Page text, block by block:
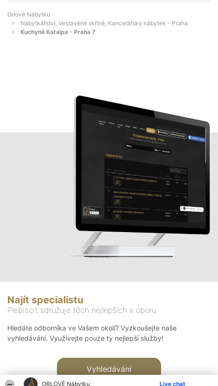
ORLOVÉ Nábytku Live chat
Orlové Nábytku
Nábytkářství, Vestavěné skříně, Kancelářský nábytek - Praha
Kuchyně Katalpa - Praha 7
Najít specialistu
Plebiscit sdružuje těch nejlepších v oboru
Hledáte odborníka ve Vašem okolí? Vyzkoušejte naše
vyhledávání. Využívejte pouze ty nejlepší služby!
Vyhledávání